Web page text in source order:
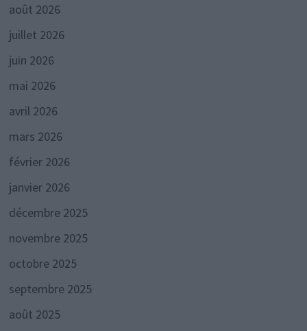
août 2026
juillet 2026
juin 2026
mai 2026
avril 2026
mars 2026
février 2026
janvier 2026
décembre 2025
novembre 2025
octobre 2025
septembre 2025
août 2025